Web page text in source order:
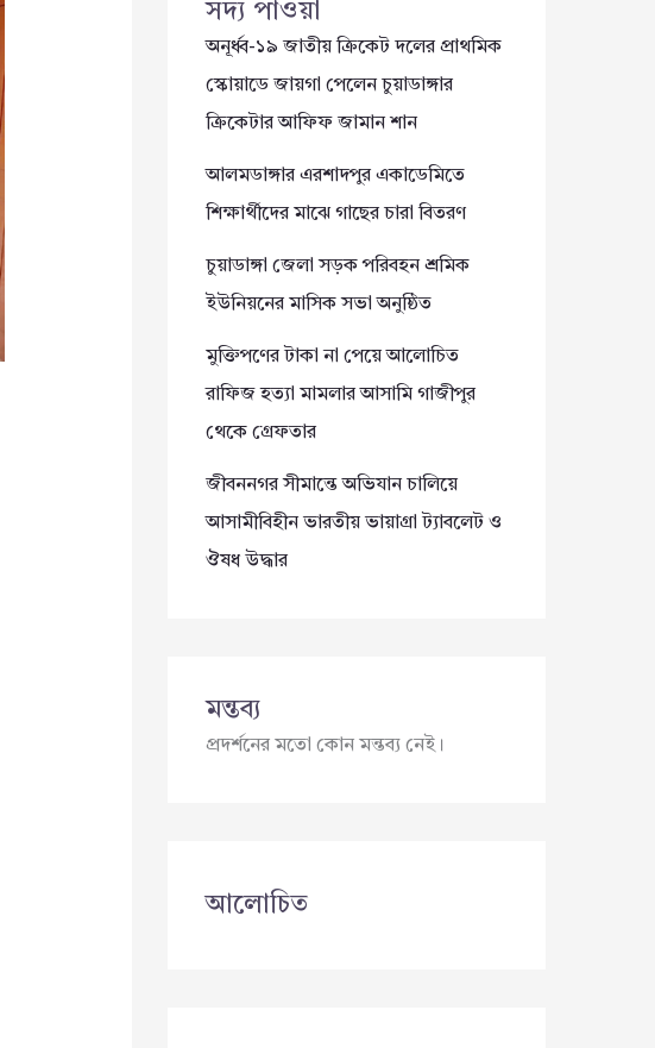
সদ্য পাওয়া
অনূর্ধ্ব-১৯ জাতীয় ক্রিকেট দলের প্রাথমিক
স্কোয়াডে জায়গা পেলেন চুয়াডাঙ্গার
ক্রিকেটার আফিফ জামান শান
আলমডাঙ্গার এরশাদপুর একাডেমিতে
শিক্ষার্থীদের মাঝে গাছের চারা বিতরণ
চুয়াডাঙ্গা জেলা সড়ক পরিবহন শ্রমিক
ইউনিয়নের মাসিক সভা অনুষ্ঠিত
মুক্তিপণের টাকা না পেয়ে আলোচিত
রাফিজ হত্যা মামলার আসামি গাজীপুর
থেকে গ্রেফতার
জীবননগর সীমান্তে অভিযান চালিয়ে
আসামীবিহীন ভারতীয় ভায়াগ্রা ট্যাবলেট ও
ঔষধ উদ্ধার
মন্তব্য
প্রদর্শনের মতো কোন মন্তব্য নেই।
আলোচিত